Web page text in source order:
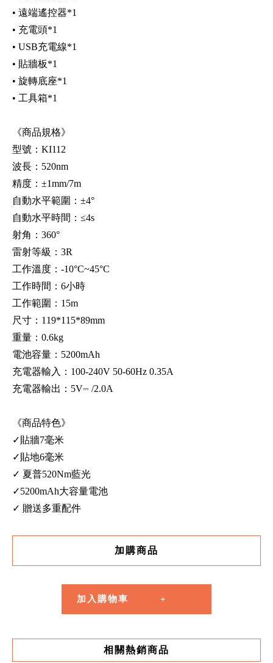
• 遠端遙控器*1
• 充電頭*1
• USB充電線*1
• 貼牆板*1
• 旋轉底座*1
• 工具箱*1
《商品規格》
型號：KI112
波長：520nm
精度：±1mm/7m
自動水平範圍：±4°
自動水平時間：≤4s
射角：360°
雷射等級：3R
工作溫度：-10°C~45°C
工作時間：6小時
工作範圍：15m
尺寸：119*115*89mm
重量：0.6kg
電池容量：5200mAh
充電器輸入：100-240V 50-60Hz 0.35A
充電器輸出：5V⎓ /2.0A
《商品特色》
✓貼牆7毫米
✓貼地6毫米
✓ 夏普520Nm藍光
✓5200mAh大容量電池
✓ 贈送多重配件
加購商品
加入購物車
相關熱銷商品